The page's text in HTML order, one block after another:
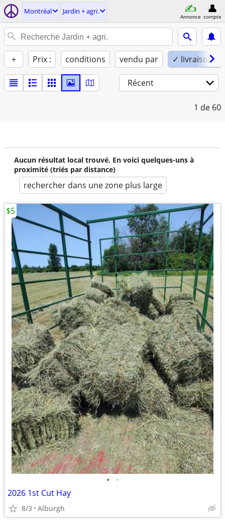
Montréal Jardin + agri.
Annonce compte
+ Prix : conditions vendu par ✓ livraison
Récent
1 de 60
Aucun résultat local trouvé. En voici quelques-uns à
proximité (triés par distance)
rechercher dans une zone plus large
• •
2026 1st Cut Hay
8/3 Alburgh
$5